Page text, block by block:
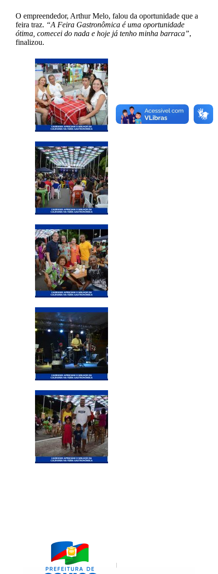
O empreendedor, Arthur Melo, falou da oportunidade que a
feira traz. “A Feira Gastronômica é uma oportunidade
ótima, comecei do nada e hoje já tenho minha barraca”,
finalizou.